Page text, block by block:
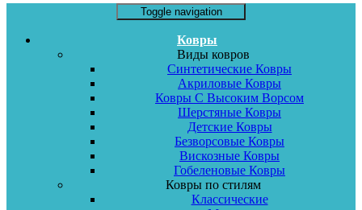
Toggle navigation
Ковры
Виды ковров
Синтетические Ковры
Акриловые Ковры
Ковры С Высоким Ворсом
Шерстяные Ковры
Детские Ковры
Безворсовые Ковры
Вискозные Ковры
Гобеленовые Ковры
Ковры по стилям
Классические